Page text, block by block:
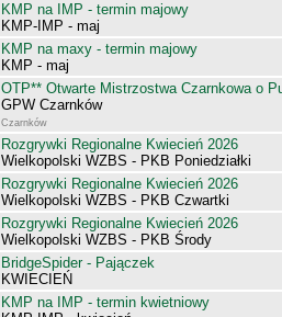
KMP na IMP - termin majowy
KMP-IMP - maj
KMP na maxy - termin majowy
KMP - maj
OTP** Otwarte Mistrzostwa Czarnkowa o
GPW Czarnków
Czarnków
Rozgrywki Regionalne Kwiecień 2026
Wielkopolski WZBS - PKB Poniedziałki
Rozgrywki Regionalne Kwiecień 2026
Wielkopolski WZBS - PKB Czwartki
Rozgrywki Regionalne Kwiecień 2026
Wielkopolski WZBS - PKB Środy
BridgeSpider - Pajączek
KWIECIEŃ
KMP na IMP - termin kwietniowy